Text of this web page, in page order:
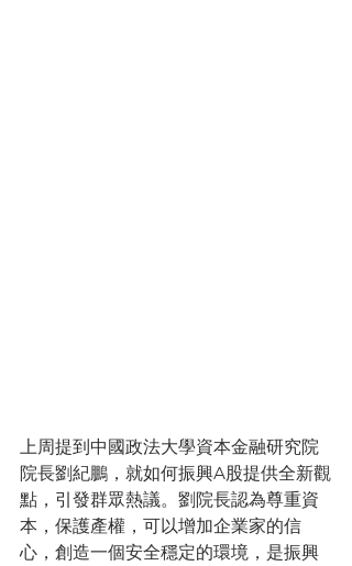
上周提到中國政法大學資本金融研究院
院長劉紀鵬，就如何振興A股提供全新觀
點，引發群眾熱議。劉院長認為尊重資
本，保護產權，可以增加企業家的信
心，創造一個安全穩定的環境，是振興